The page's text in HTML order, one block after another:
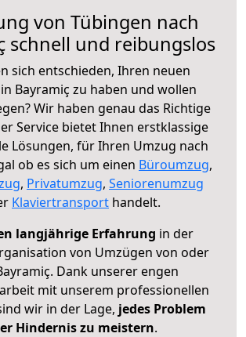
von Tübingen nach
schnell und reibungslos
sich entschieden, Ihren neuen
Bayramiç zu haben und wollen
Wir haben genau das Richtige
Service bietet Ihnen erstklassige
Lösungen, für Ihren Umzug nach
ob es sich um einen Büroumzug,
, Privatumzug, Seniorenumzug
Klaviertransport handelt.
langjährige Erfahrung in der
von Umzügen von oder
Dank unserer engen
mit unserem professionellen
wir in der Lage, jedes Problem
Hindernis zu meistern.